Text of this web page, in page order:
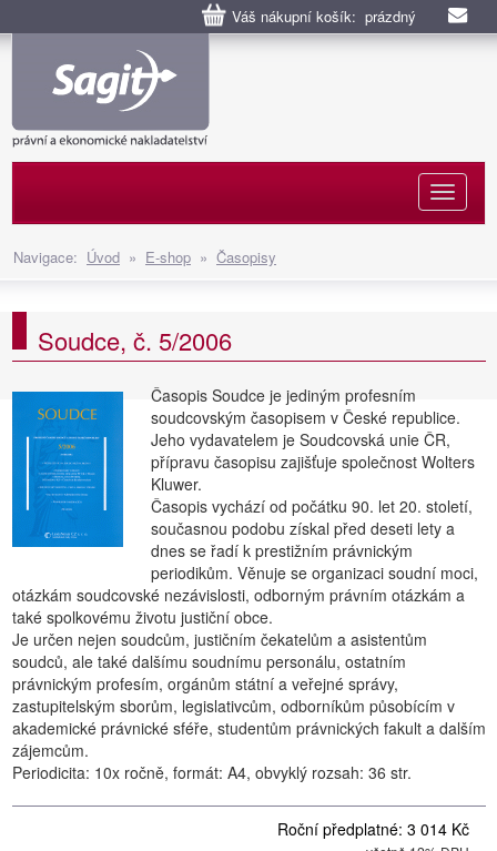
Váš nákupní košík: prázdný
Navigace: Úvod » E-shop » Časopisy
Soudce, č. 5/2006
Časopis Soudce je jediným profesním
soudcovským časopisem v České republice.
Jeho vydavatelem je Soudcovská unie ČR,
přípravu časopisu zajišťuje společnost Wolters
Kluwer.
Časopis vychází od počátku 90. let 20. století,
současnou podobu získal před deseti lety a
dnes se řadí k prestižním právnickým
periodikům. Věnuje se organizaci soudní moci,
otázkám soudcovské nezávislosti, odborným právním otázkám a
také spolkovému životu justiční obce.
Je určen nejen soudcům, justičním čekatelům a asistentům
soudců, ale také dalšímu soudnímu personálu, ostatním
právnickým profesím, orgánům státní a veřejné správy,
zastupitelským sborům, legislativcům, odborníkům působícím v
akademické právnické sféře, studentům právnických fakult a dalším
zájemcům.
Periodicita: 10x ročně, formát: A4, obvyklý rozsah: 36 str.
Roční předplatné: 3 014 Kč